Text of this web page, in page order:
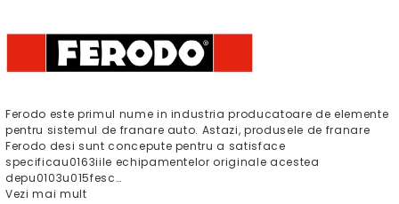
Ferodo este primul nume in industria producatoare de elemente
pentru sistemul de franare auto. Astazi, produsele de franare
Ferodo desi sunt concepute pentru a satisface
specificau0163iile echipamentelor originale acestea
depu0103u015fesc…
Vezi mai mult